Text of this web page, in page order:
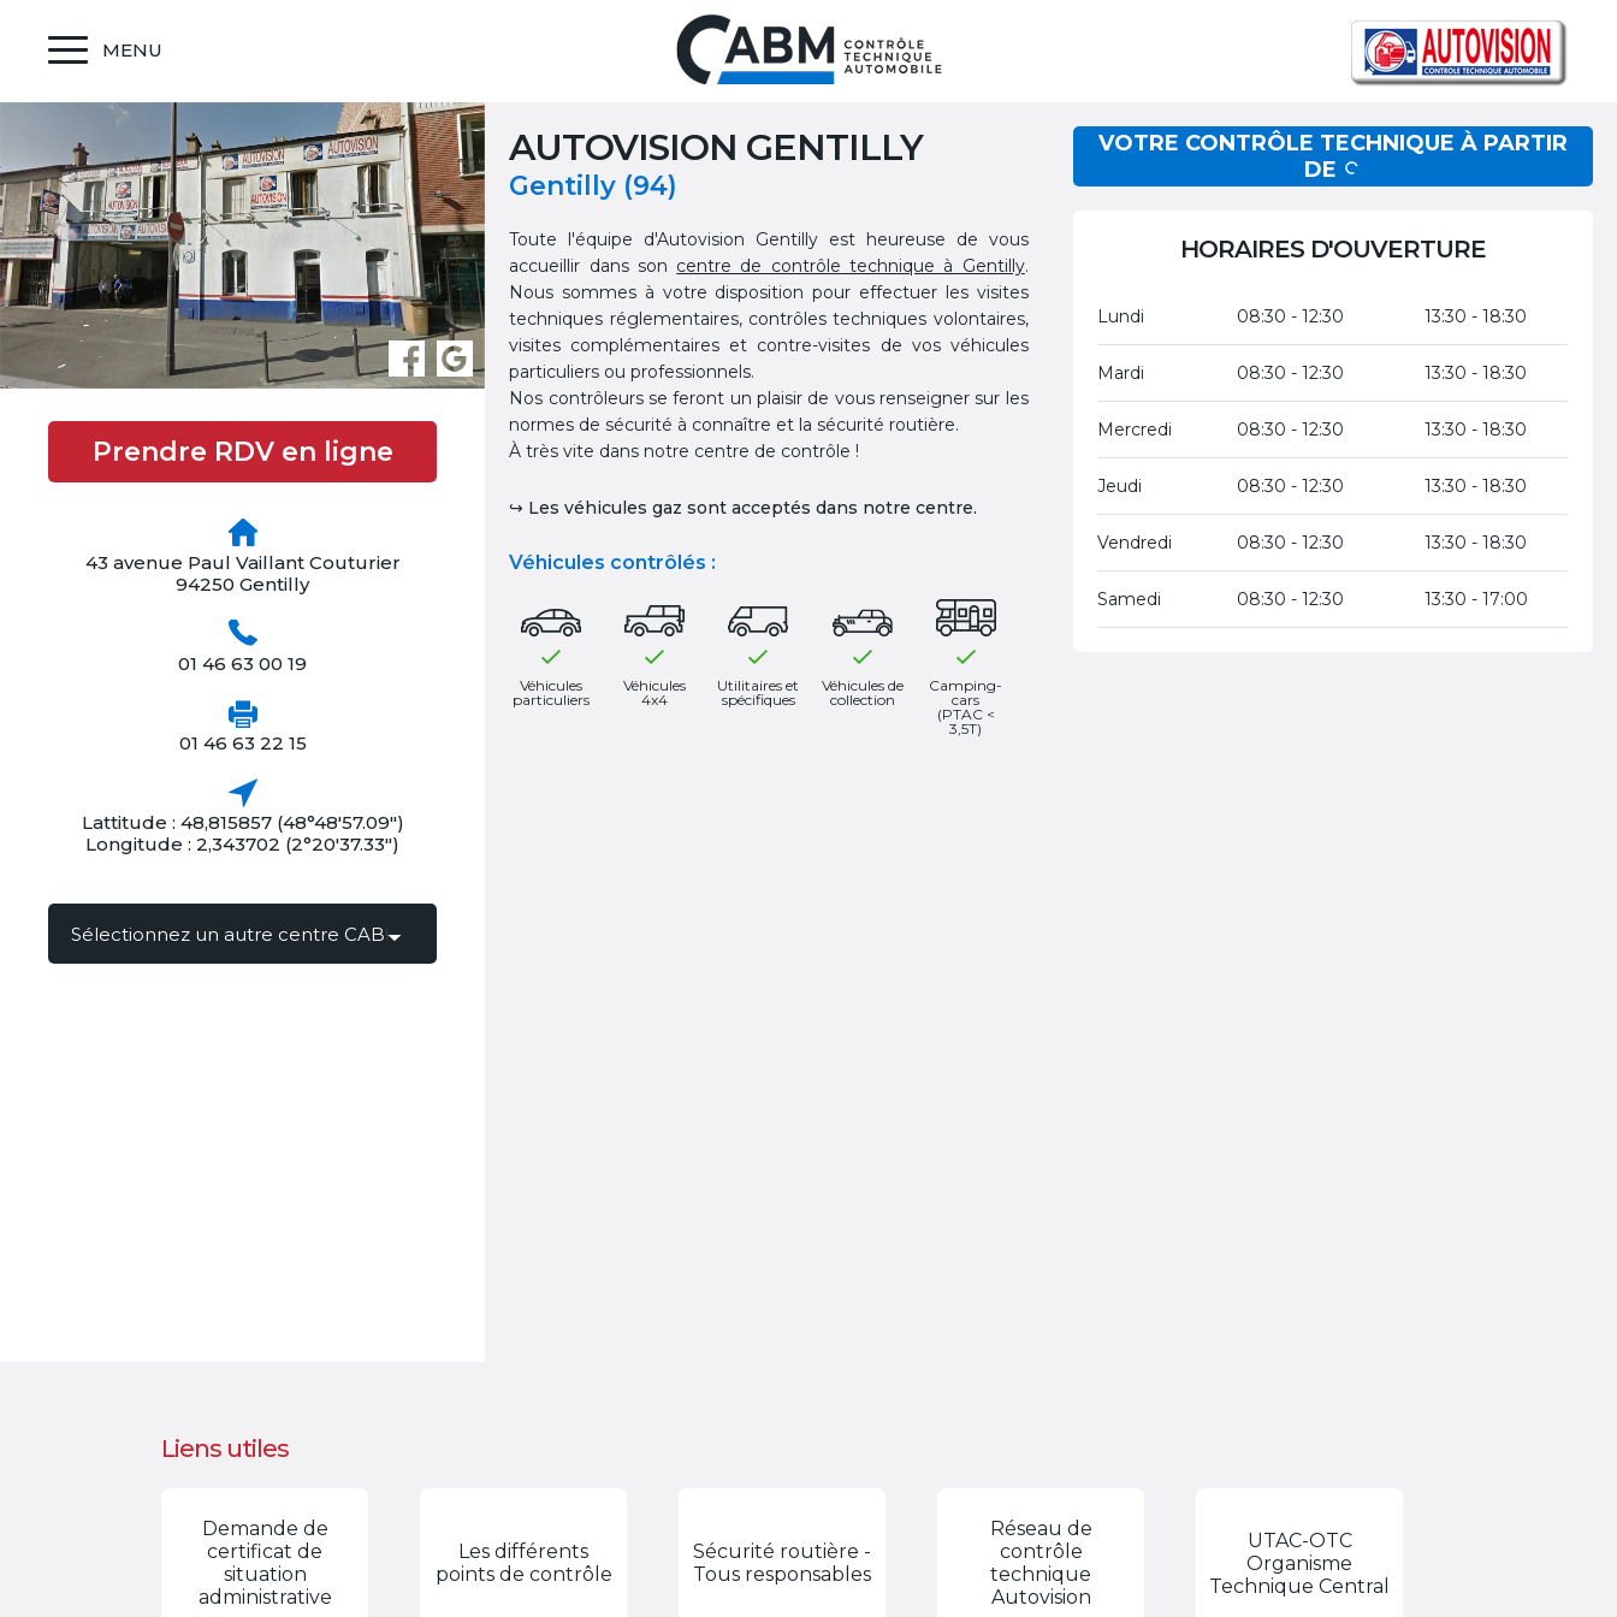
MENU
Prendre RDV en ligne
43 avenue Paul Vaillant Couturier
94250 Gentilly
01 46 63 00 19
01 46 63 22 15
Lattitude : 48,815857 (48°48'57.09")
Longitude : 2,343702 (2°20'37.33")
AUTOVISION GENTILLY
Gentilly (94)
Toute l'équipe d'Autovision Gentilly est heureuse de vous
accueillir dans son centre de contrôle technique à Gentilly.
Nous sommes à votre disposition pour effectuer les visites
techniques réglementaires, contrôles techniques volontaires,
visites complémentaires et contre-visites de vos véhicules
particuliers ou professionnels.
Nos contrôleurs se feront un plaisir de vous renseigner sur les
normes de sécurité à connaître et la sécurité routière.
À très vite dans notre centre de contrôle !
↪ Les véhicules gaz sont acceptés dans notre centre.
Véhicules contrôlés :
Véhicules
particuliers
Véhicules
4x4
Utilitaires et
spécifiques
Véhicules de
collection
Camping-
cars
(PTAC <
3,5T)
VOTRE CONTRÔLE TECHNIQUE À PARTIR
DE
HORAIRES D'OUVERTURE
Lundi 08:30 - 12:30 13:30 - 18:30
Mardi 08:30 - 12:30 13:30 - 18:30
Mercredi 08:30 - 12:30 13:30 - 18:30
Jeudi 08:30 - 12:30 13:30 - 18:30
Vendredi 08:30 - 12:30 13:30 - 18:30
Samedi 08:30 - 12:30 13:30 - 17:00
Liens utiles
Demande de
certificat de
situation
administrative
Les différents
points de contrôle
Sécurité routière -
Tous responsables
Réseau de
contrôle
technique
Autovision
UTAC-OTC
Organisme
Technique Central